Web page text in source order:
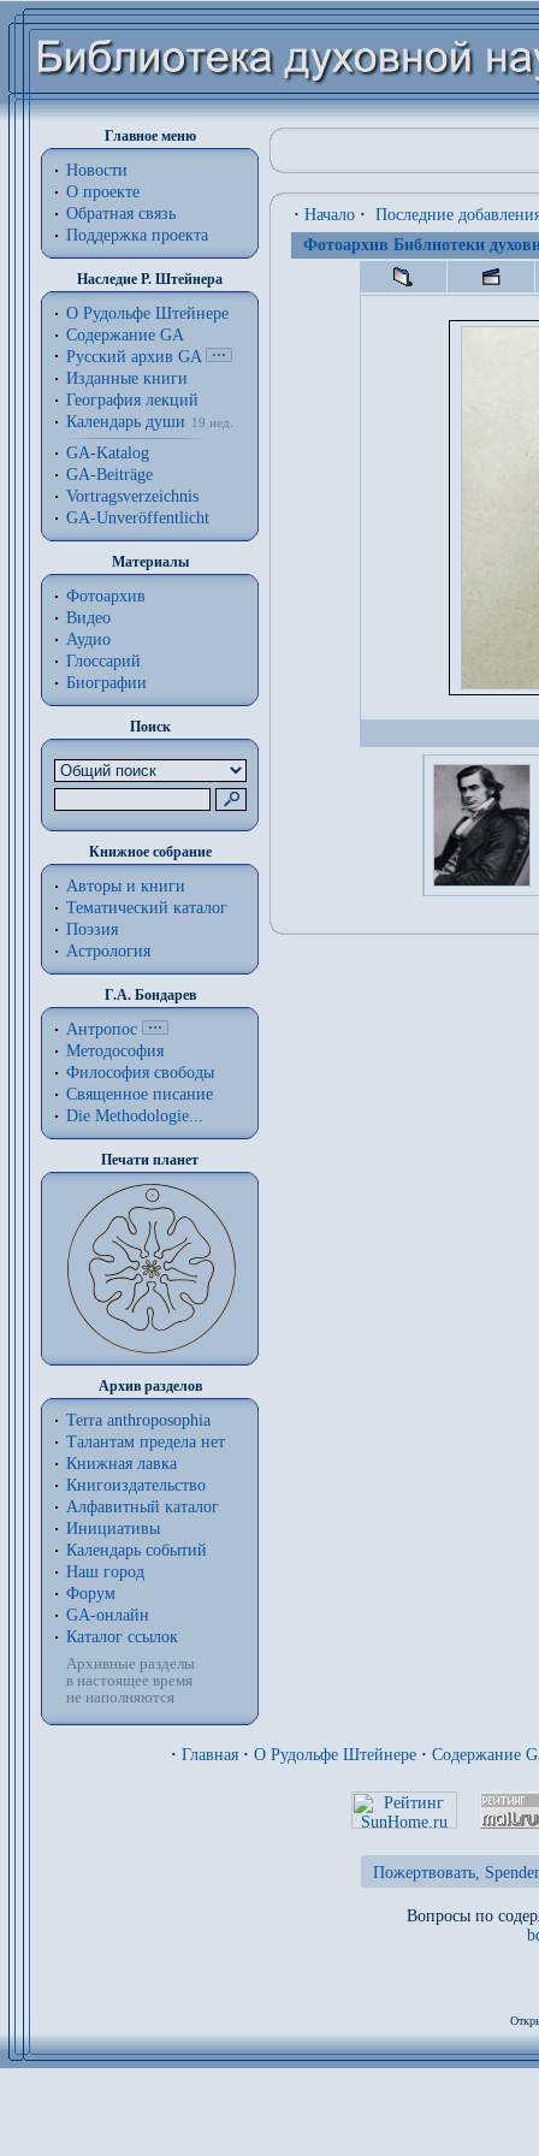
Главное меню
Новости
О проекте
Обратная связь
Поддержка проекта
Наследие Р. Штейнера
О Рудольфе Штейнере
Содержание GA
Русский архив GA
Изданные книги
География лекций
Календарь души
19 нед.
GA-Katalog
GA-Beiträge
Vortragsverzeichnis
GA-Unveröffentlicht
Материалы
Фотоархив
Видео
Аудио
Глоссарий
Биографии
Поиск
Книжное собрание
Авторы и книги
Тематический каталог
Поэзия
Астрология
Г.А. Бондарев
Антропос
Методософия
Философия cвободы
Священное писание
Die Methodologie...
Печати планет
Архив разделов
Terra anthroposophia
Талантам предела нет
Книжная лавка
Книгоиздательство
Алфавитный каталог
Инициативы
Календарь событий
Наш город
Форум
GA-онлайн
Каталог ссылок
Архивные разделы
в настоящее время
не наполняются
· Начало · Последние
Фотоархив Библиотеки
· Главная · О Рудольфе Штейнере · Содержание
Пожертвовать,
Вопросы по